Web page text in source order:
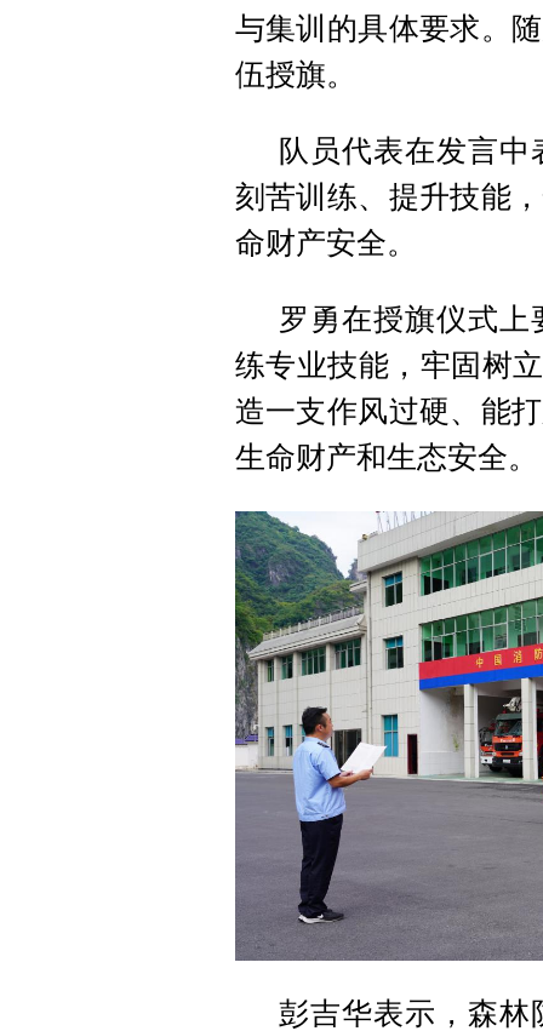
与集训的具体要求。
伍授旗。
队员代表在发言
刻苦训练、提升技能
命财产安全。
罗勇在授旗仪式
练专业技能，牢固树
造一支作风过硬、能
生命财产和生态安全。
彭吉华表示，森林